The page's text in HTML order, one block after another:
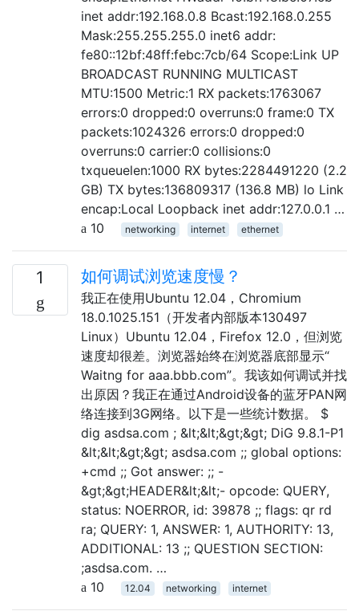
inet addr:192.168.0.8 Bcast:192.168.0.255
Mask:255.255.255.0 inet6 addr:
fe80::12bf:48ff:febc:7cb/64 Scope:Link UP
BROADCAST RUNNING MULTICAST
MTU:1500 Metric:1 RX packets:1763067
errors:0 dropped:0 overruns:0 frame:0 TX
packets:1024326 errors:0 dropped:0
overruns:0 carrier:0 collisions:0
txqueuelen:1000 RX bytes:2284491220 (2.2
GB) TX bytes:136809317 (136.8 MB) lo Link
encap:Local Loopback inet addr:127.0.0.1 …
10
networking internet ethernet
1 如何调试浏览速度慢？
我正在使用Ubuntu 12.04，Chromium
18.0.1025.151（开发者内部版本130497
Linux）Ubuntu 12.04，Firefox 12.0，但浏览
速度却很差。浏览器始终在浏览器底部显示“
Waitng for aaa.bbb.com”。我该如何调试并找
出原因？我正在通过Android设备的蓝牙PAN网
络连接到3G网络。以下是一些统计数据。 $
dig asdsa.com ; &lt;&lt;&gt;&gt; DiG 9.8.1-P1
&lt;&lt;&gt;&gt; asdsa.com ;; global options:
+cmd ;; Got answer: ;; -
&gt;&gt;HEADER&lt;&lt;- opcode: QUERY,
status: NOERROR, id: 39878 ;; flags: qr rd
ra; QUERY: 1, ANSWER: 1, AUTHORITY: 13,
ADDITIONAL: 13 ;; QUESTION SECTION:
;asdsa.com. …
10
12.04 networking internet